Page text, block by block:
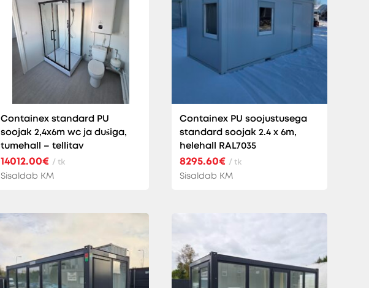
Containex standard PU
soojak 2,4x6m wc ja duśiga,
tumehall – tellitav
14012.00€ / tk
Sisaldab KM
Containex PU soojustusega
standard soojak 2.4 x 6m,
helehall RAL7035
8295.60€ / tk
Sisaldab KM